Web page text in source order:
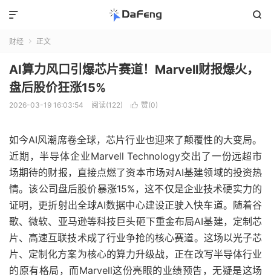


财经  正文
AI算力风口引爆芯片赛道！Marvell财报爆火，
盘后股价狂涨15%
2026-03-19 16:03:54 阅读(122)  赞(0)
如今AI风潮席卷全球，芯片行业也迎来了颠覆性的大变局。
近期，半导体企业Marvell Technology交出了一份远超市
场期待的财报，直接点燃了资本市场对AI基建领域的投资热
情。该公司盘后股价暴涨15%，这不仅是企业技术硬实力的
证明，更折射出全球AI数据中心建设正驶入快车道。随着谷
歌、微软、亚马逊等科技巨头砸下重金布局AI基建，定制芯
片、高速互联技术成了行业争抢的核心赛道。这场以光子芯
片、定制化方案为核心的算力升级战，正在改写半导体行业
的原有格局，而Marvell这份亮眼的业绩预告，无疑是这场